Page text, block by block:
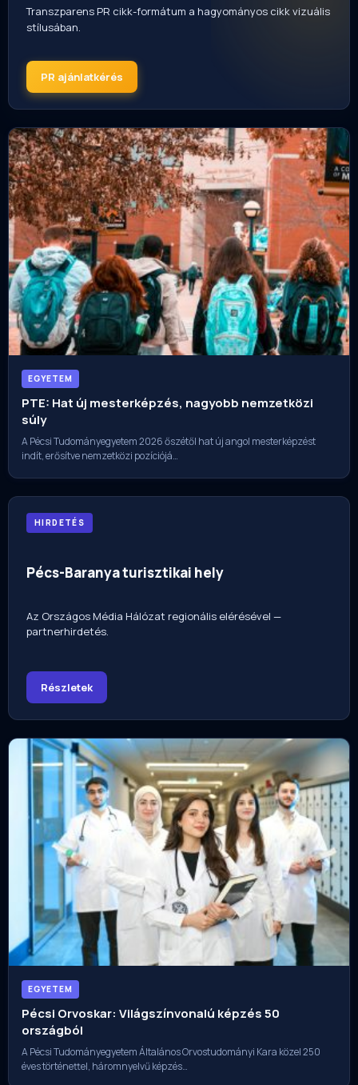
Transzparens PR cikk-formátum a hagyományos cikk vizuális
stílusában.
PR ajánlatkérés
EGYETEM
PTE: Hat új mesterképzés, nagyobb nemzetközi
súly
A Pécsi Tudományegyetem 2026 őszétől hat új angol mesterképzést
indít, erősítve nemzetközi pozíciójá…
HIRDETÉS
Pécs-Baranya turisztikai hely
Az Országos Média Hálózat regionális elérésével —
partnerhirdetés.
Részletek
EGYETEM
Pécsi Orvoskar: Világszínvonalú képzés 50
országból
A Pécsi Tudományegyetem Általános Orvostudományi Kara közel 250
éves történettel, háromnyelvű képzés…